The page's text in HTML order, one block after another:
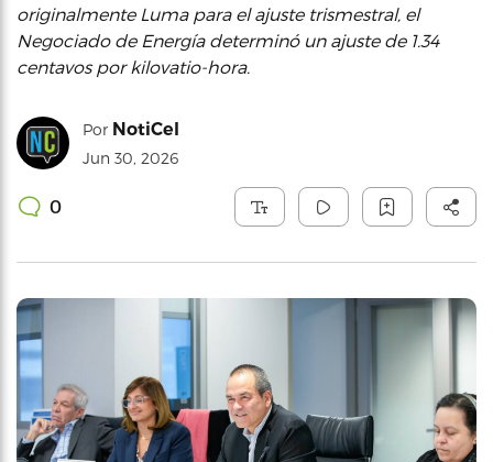
originalmente Luma para el ajuste trismestral, el
Negociado de Energía determinó un ajuste de 1.34
centavos por kilovatio-hora.
Por NotiCel
Jun 30, 2026
0